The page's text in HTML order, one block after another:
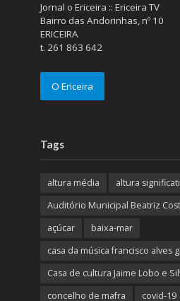
Jornal o Ericeira :: Ericeira TV
Bairro das Andorinhas, nº 10
ERICEIRA
t. 261 863 642
O Ericeira
Tags
altura média altura
Auditório Municipal Beatriz
açúcar
baixa-mar
casa da música francisco alves
Casa de cultura Jaime Lobo e
concelho de mafra
covid-19